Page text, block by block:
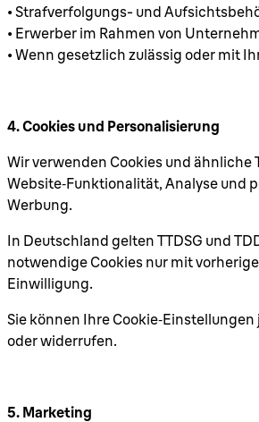
• Strafverfolgungs- und
• Erwerber im Rahmen von
• Wenn gesetzlich zulässig oder mit
4. Cookies und Personalisierung
Wir verwenden Cookies und ähnliche
Website‑Funktionalität, Analyse und
Werbung.
In Deutschland gelten TTDSG und
notwendige Cookies nur mit
Einwilligung.
Sie können Ihre
oder widerrufen.
5. Marketing